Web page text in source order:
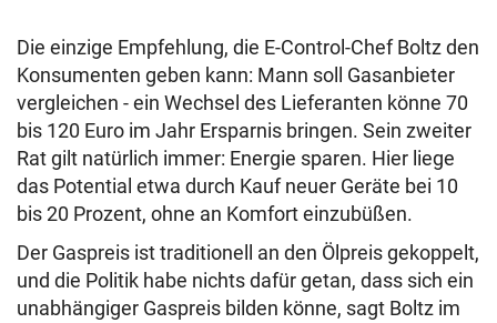
Die einzige Empfehlung, die E-Control-Chef Boltz den
Konsumenten geben kann: Mann soll Gasanbieter
vergleichen - ein Wechsel des Lieferanten könne 70
bis 120 Euro im Jahr Ersparnis bringen. Sein zweiter
Rat gilt natürlich immer: Energie sparen. Hier liege
das Potential etwa durch Kauf neuer Geräte bei 10
bis 20 Prozent, ohne an Komfort einzubüßen.
Der Gaspreis ist traditionell an den Ölpreis gekoppelt,
und die Politik habe nichts dafür getan, dass sich ein
unabhängiger Gaspreis bilden könne, sagt Boltz im